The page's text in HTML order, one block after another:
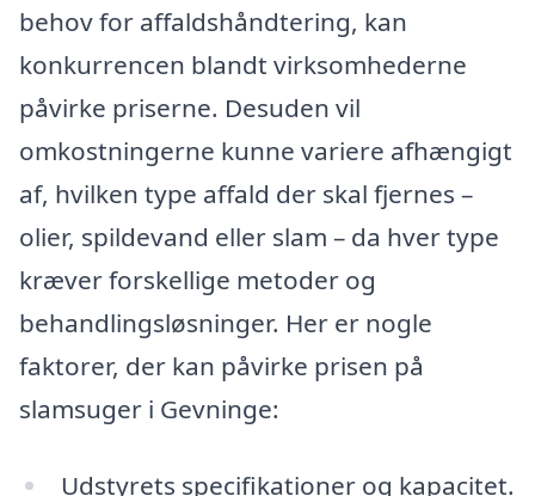
behov for affaldshåndtering, kan
konkurrencen blandt virksomhederne
påvirke priserne. Desuden vil
omkostningerne kunne variere afhængigt
af, hvilken type affald der skal fjernes –
olier, spildevand eller slam – da hver type
kræver forskellige metoder og
behandlingsløsninger. Her er nogle
faktorer, der kan påvirke prisen på
slamsuger i Gevninge:
Udstyrets specifikationer og kapacitet.